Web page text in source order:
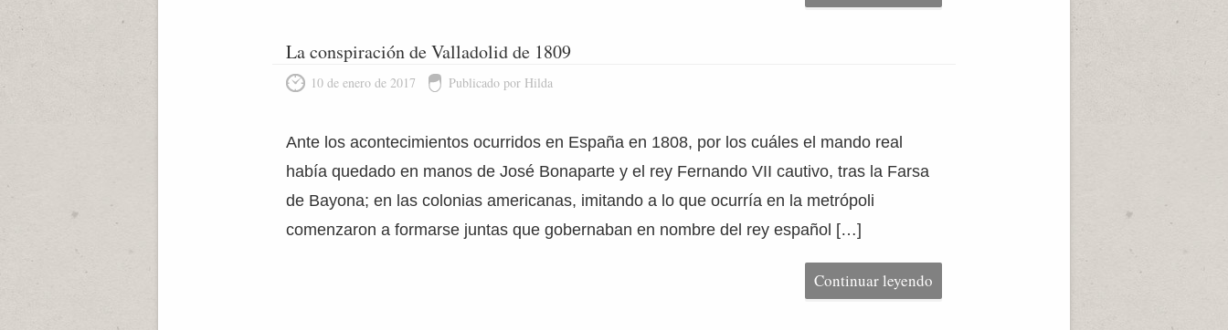
La conspiración de Valladolid de 1809
10 de enero de 2017 Publicado por Hilda
Ante los acontecimientos ocurridos en España en 1808, por los cuáles el mando real
había quedado en manos de José Bonaparte y el rey Fernando VII cautivo, tras la Farsa
de Bayona; en las colonias americanas, imitando a lo que ocurría en la metrópoli
comenzaron a formarse juntas que gobernaban en nombre del rey español […]
Continuar leyendo